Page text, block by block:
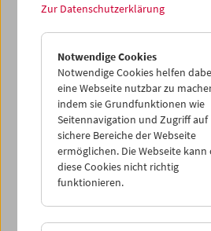
Mo 4.7.
Di 5.7.
Mi 6.7.
Do 7.7.
Zur Datenschutzerklärung
Notwendige Cookies
Notwendige Cookies helfen
eine Webseite nutzbar zu
indem sie Grundfunktionen wie
Seitennavigation und Zugriff auf
sichere Bereiche der Webseite
ermöglichen. Die Webseite kann
diese Cookies nicht richtig
funktionieren.